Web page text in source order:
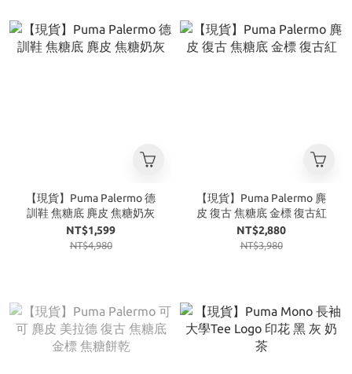
【現貨】Puma Palermo 德
訓鞋 焦糖底 麂皮 焦糖奶灰
NT$1,599
NT$4,980
【現貨】Puma Palermo 麂
皮 復古 焦糖底 金標 復古紅
NT$2,880
NT$3,980